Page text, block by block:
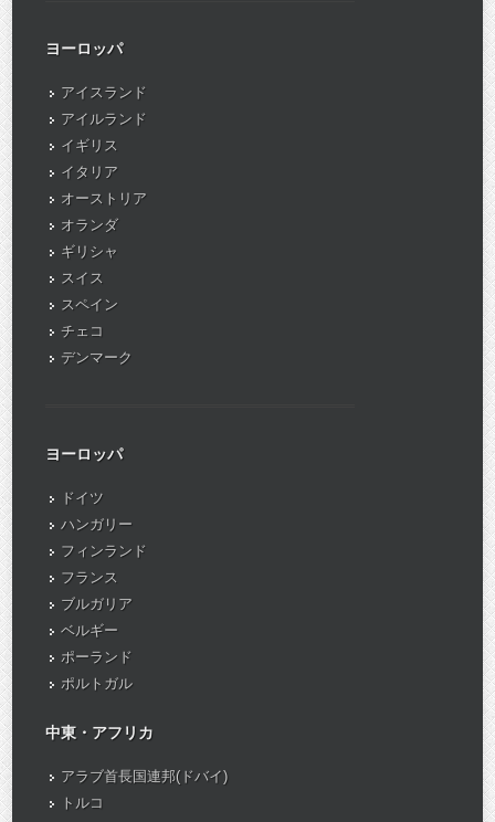
ヨーロッパ
アイスランド
アイルランド
イギリス
イタリア
オーストリア
オランダ
ギリシャ
スイス
スペイン
チェコ
デンマーク
ヨーロッパ
ドイツ
ハンガリー
フィンランド
フランス
ブルガリア
ベルギー
ポーランド
ポルトガル
中東・アフリカ
アラブ首長国連邦(ドバイ)
トルコ